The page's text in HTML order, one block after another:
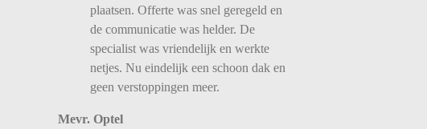
plaatsen. Offerte was snel geregeld en
de communicatie was helder. De
specialist was vriendelijk en werkte
netjes. Nu eindelijk een schoon dak en
geen verstoppingen meer.
Mevr. Optel